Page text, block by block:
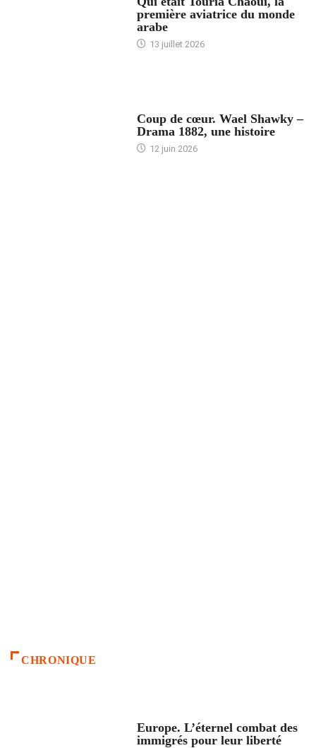
première aviatrice du monde
arabe
13 juillet 2026
Coup de cœur. Wael Shawky –
Drama 1882, une histoire
12 juin 2026
CHRONIQUE
Europe. L’éternel combat des
immigrés pour leur liberté